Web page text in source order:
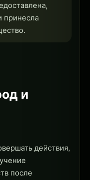
принесла
и
действия,
после